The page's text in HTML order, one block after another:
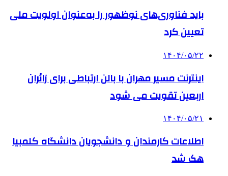
باید فناوری‌های نوظهور را به‌عنوان اولویت ملی
تعیین کرد
۱۴۰۴/۰۵/۲۲
اینترنت مسیر مهران با بالن ارتباطی برای زائران
اربعین تقویت می شود
۱۴۰۴/۰۵/۲۱
اطلاعات کارمندان و دانشجویان دانشگاه کلمبیا
هک شد